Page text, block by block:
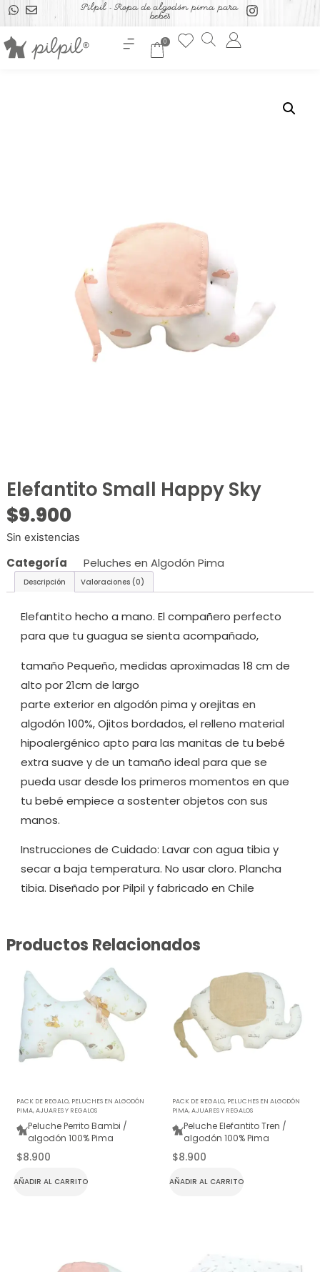
Pilpil - Ropa de algodón pima para
bebés
0
Elefantito Small Happy Sky
$9.900
Sin existencias
Categoría Peluches en Algodón Pima
Descripción Valoraciones (0)
Elefantito hecho a mano. El compañero perfecto
para que tu guagua se sienta acompañado,
tamaño Pequeño, medidas aproximadas 18 cm de
alto por 21cm de largo
parte exterior en algodón pima y orejitas en
algodón 100%, Ojitos bordados, el relleno material
hipoalergénico apto para las manitas de tu bebé
extra suave y de un tamaño ideal para que se
pueda usar desde los primeros momentos en que
tu bebé empiece a sostenter objetos con sus
manos.
Instrucciones de Cuidado: Lavar con agua tibia y
secar a baja temperatura. No usar cloro. Plancha
tibia. Diseñado por Pilpil y fabricado en Chile
Productos Relacionados
PACK DE REGALO, PELUCHES EN ALGODÓN
PIMA,AJUARES Y REGALOS
Peluche Perrito Bambi /
algodón 100% Pima
$8.900
AÑADIR AL CARRITO
PACK DE REGALO, PELUCHES EN ALGODÓN
PIMA,AJUARES Y REGALOS
Peluche Elefantito Tren /
algodón 100% Pima
$8.900
AÑADIR AL CARRITO